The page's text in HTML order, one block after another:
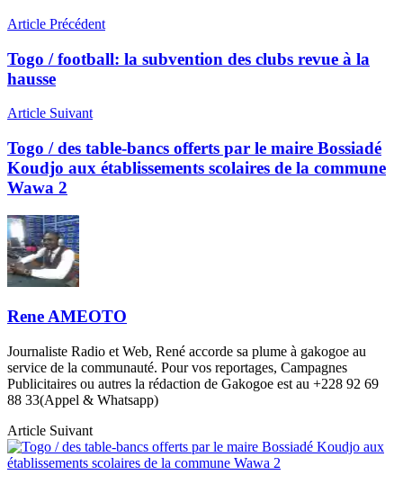
Article Précédent
Togo / football: la subvention des clubs revue à la
hausse
Article Suivant
Togo / des table-bancs offerts par le maire Bossiadé
Koudjo aux établissements scolaires de la commune
Wawa 2
Rene AMEOTO
Journaliste Radio et Web, René accorde sa plume à gakogoe au
service de la communauté. Pour vos reportages, Campagnes
Publicitaires ou autres la rédaction de Gakogoe est au +228 92 69
88 33(Appel & Whatsapp)
Article Suivant